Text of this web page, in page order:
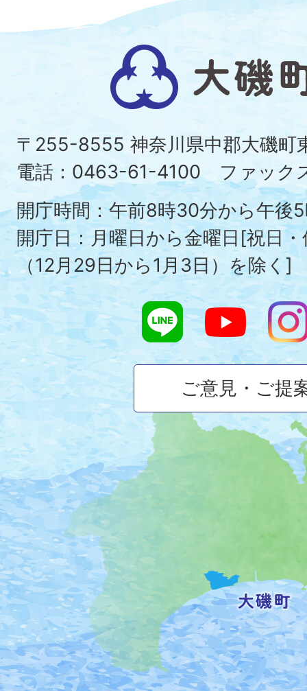
磯
町
の
位
置
を
記
し
た
地
図。
大
磯
町
〒255-8555 神奈川県中郡大磯
電話：0463-61-4100 ファック
開庁時間：午前8時30分から午後
開庁日：月曜日から金曜日[祝日
（12月29日から1月3日）を除く]
ご意見・ご提